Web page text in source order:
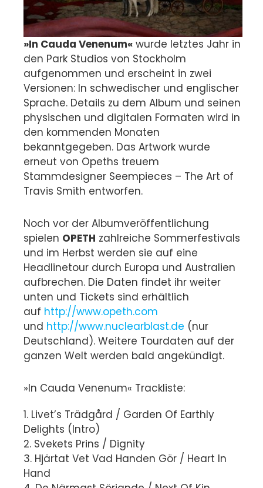
»In Cauda Venenum« wurde letztes Jahr in
den Park Studios von Stockholm
aufgenommen und erscheint in zwei
Versionen: In schwedischer und englischer
Sprache. Details zu dem Album und seinen
physischen und digitalen Formaten wird in
den kommenden Monaten
bekanntgegeben. Das Artwork wurde
erneut von Opeths treuem
Stammdesigner Seempieces – The Art of
Travis Smith entworfen.
Noch vor der Albumveröffentlichung
spielen OPETH zahlreiche Sommerfestivals
und im Herbst werden sie auf eine
Headlinetour durch Europa und Australien
aufbrechen. Die Daten findet ihr weiter
unten und Tickets sind erhältlich
auf http://www.opeth.com
und http://www.nuclearblast.de (nur
Deutschland). Weitere Tourdaten auf der
ganzen Welt werden bald angekündigt.
»In Cauda Venenum« Trackliste:
1. Livet’s Trädgård / Garden Of Earthly
Delights (Intro)
2. Svekets Prins / Dignity
3. Hjärtat Vet Vad Handen Gör / Heart In
Hand